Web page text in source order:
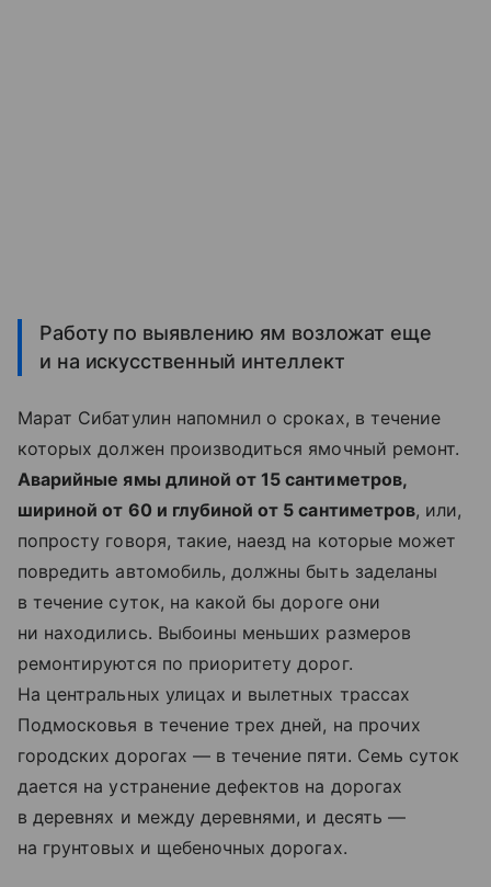
Работу по выявлению ям возложат еще
и на искусственный интеллект
Марат Сибатулин напомнил о сроках, в течение
которых должен производиться ямочный ремонт.
Аварийные ямы длиной от 15 сантиметров,
шириной от 60 и глубиной от 5 сантиметров, или,
попросту говоря, такие, наезд на которые может
повредить автомобиль, должны быть заделаны
в течение суток, на какой бы дороге они
ни находились. Выбоины меньших размеров
ремонтируются по приоритету дорог.
На центральных улицах и вылетных трассах
Подмосковья в течение трех дней, на прочих
городских дорогах — в течение пяти. Семь суток
дается на устранение дефектов на дорогах
в деревнях и между деревнями, и десять —
на грунтовых и щебеночных дорогах.